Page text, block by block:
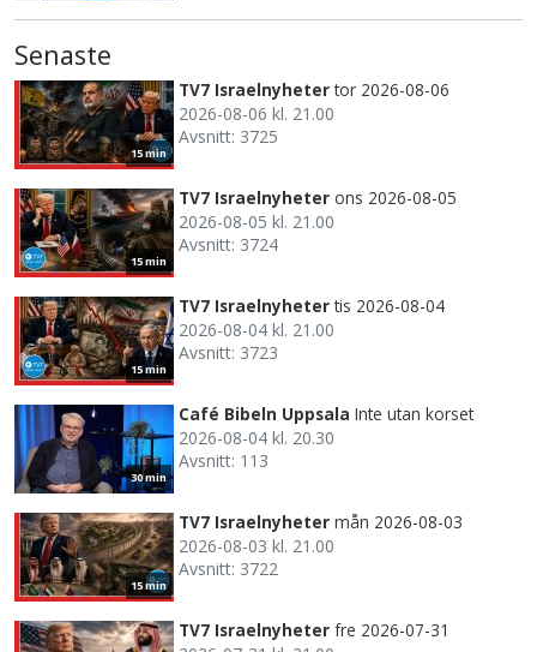
Senaste
15 min
TV7 Israelnyheter tor 2026-08-06
2026-08-06 kl. 21.00
Avsnitt: 3725
15 min
TV7 Israelnyheter ons 2026-08-05
2026-08-05 kl. 21.00
Avsnitt: 3724
15 min
TV7 Israelnyheter tis 2026-08-04
2026-08-04 kl. 21.00
Avsnitt: 3723
30 min
Café Bibeln Uppsala Inte utan korset
2026-08-04 kl. 20.30
Avsnitt: 113
15 min
TV7 Israelnyheter mån 2026-08-03
2026-08-03 kl. 21.00
Avsnitt: 3722
TV7 Israelnyheter fre 2026-07-31